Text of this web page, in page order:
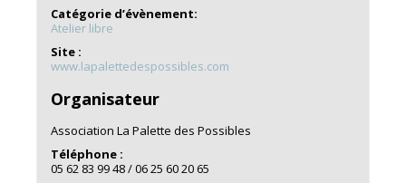
Catégorie d’évènement:
Atelier libre
Site :
www.lapalettedespossibles.com
Organisateur
Association La Palette des Possibles
Téléphone :
05 62 83 99 48 / 06 25 60 20 65